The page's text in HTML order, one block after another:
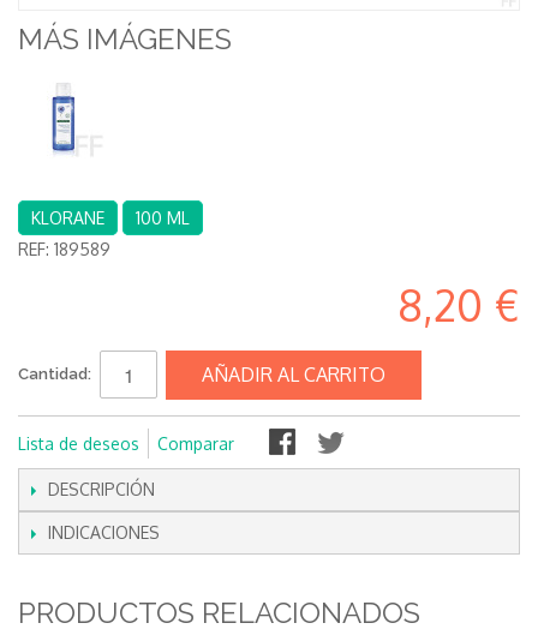
MÁS IMÁGENES
KLORANE
100 ML
REF: 189589
8,20 €
Cantidad: AÑADIR AL CARRITO
Lista de deseos Comparar
DESCRIPCIÓN
INDICACIONES
PRODUCTOS RELACIONADOS